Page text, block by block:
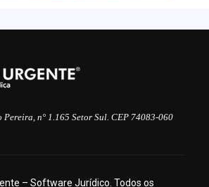
n° 1.165 Setor Sul. CEP 74083-060
– Software Jurídico. Todos os